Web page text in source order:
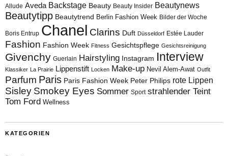
Allude Aveda Backstage Beauty Beauty Insider Beautynews
Beautytipp Beautytrend Berlin Fashion Week Bilder der Woche
Boris Entrup Chanel Clarins Duft Düsseldorf Estée Lauder
Fashion Fashion Week Fitness Gesichtspflege Gesichtsreinigung
Givenchy Guerlain Hairstyling Instagram Interview
Klassiker La Prairie Lippenstift Locken Make-up Nevil Alem-Awat Outfit
Parfum Paris Paris Fashion Week Peter Philips rote Lippen
Sisley Smokey Eyes Sommer Sport strahlender Teint
Tom Ford Wellness
KATEGORIEN